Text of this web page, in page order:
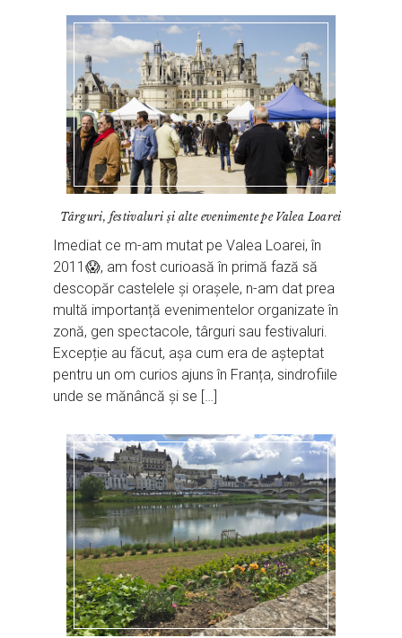
Târguri, festivaluri și alte evenimente pe Valea Loarei
Imediat ce m-am mutat pe Valea Loarei, în
2011😱, am fost curioasă în primă fază să
descopăr castelele și orașele, n-am dat prea
multă importanță evenimentelor organizate în
zonă, gen spectacole, târguri sau festivaluri.
Excepție au făcut, așa cum era de așteptat
pentru un om curios ajuns în Franța, sindrofiile
unde se mănâncă și se […]